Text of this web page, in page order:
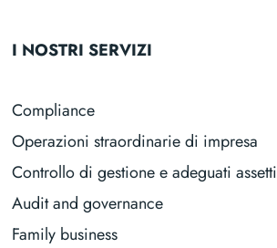
I NOSTRI SERVIZI
Compliance
Operazioni straordinarie di impresa
Controllo di gestione e adeguati assetti
Audit and governance
Family business